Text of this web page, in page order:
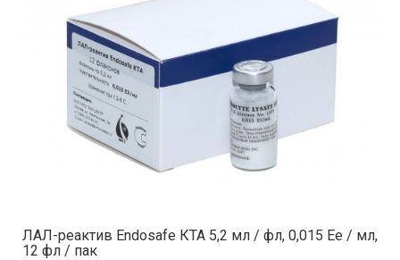
ЛАЛ-реактив Endosafe КТА 5,2 мл / фл, 0,015 Ее / мл,
12 фл / пак